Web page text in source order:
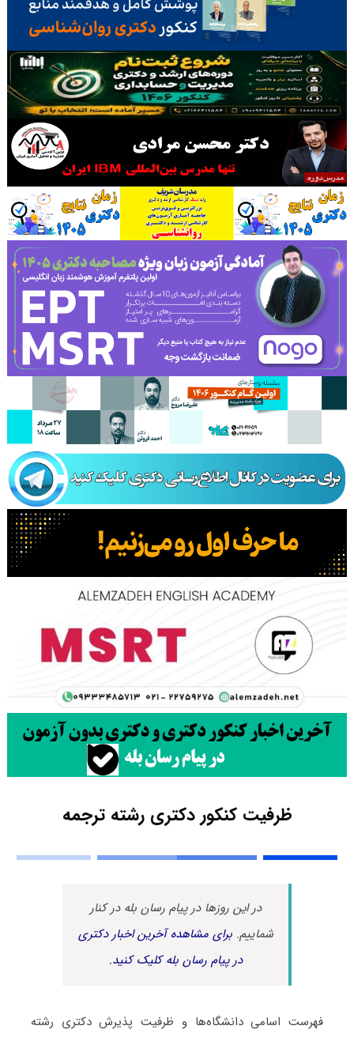
ظرفیت کنکور دکتری رشته ﺗﺮﺟﻤﻪ
در این روزها در پیام رسان بله در کنار
شماییم.برای مشاهده آخرین اخبار دکتری
در پیام رسان بله کلیک کنید.
فهرست اسامی دانشگاه‌ها و ظرفیت پذیرش دکتری رشته